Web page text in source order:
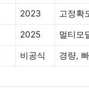
2023 고정확
2025 멀티모
비공식 경량,